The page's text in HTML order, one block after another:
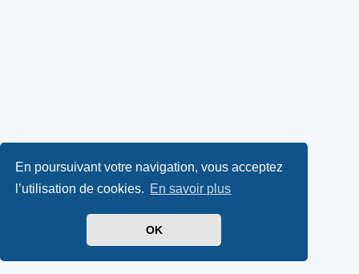
En poursuivant votre navigation, vous acceptez
l’utilisation de cookies. En savoir plus
OK